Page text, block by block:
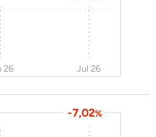
26 Jul 26
-7,02%